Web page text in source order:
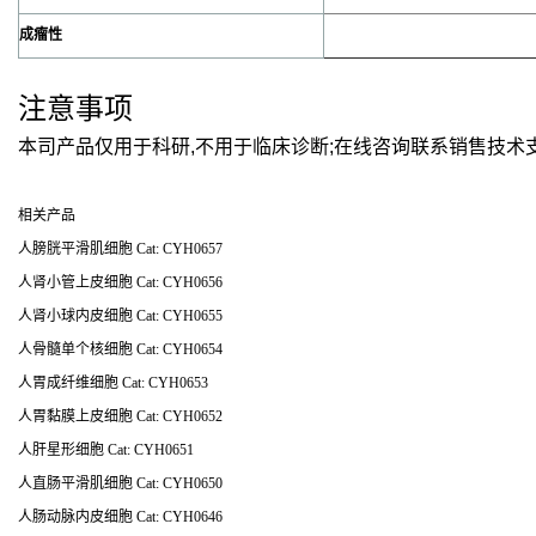
成瘤性
注意事项
本司产品仅用于科研,不用于临床诊断;在线咨询联系销售技术
相关产品
人膀胱平滑肌细胞 Cat: CYH0657
人肾小管上皮细胞 Cat: CYH0656
人肾小球内皮细胞 Cat: CYH0655
人骨髓单个核细胞 Cat: CYH0654
人胃成纤维细胞 Cat: CYH0653
人胃黏膜上皮细胞 Cat: CYH0652
人肝星形细胞 Cat: CYH0651
人直肠平滑肌细胞 Cat: CYH0650
人肠动脉内皮细胞 Cat: CYH0646